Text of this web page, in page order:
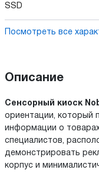
SSD
Посмотреть все
Описание
Сенсорный киоск
ориентации, который
информации о
специалистов,
демонстрировать
корпус и